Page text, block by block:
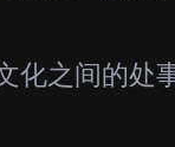
化之间的处